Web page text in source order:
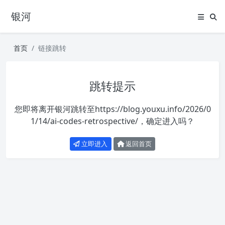
银河
首页 链接跳转
跳转提示
您即将离开银河跳转至https://blog.youxu.info/2026/0
1/14/ai-codes-retrospective/ ，确定进入吗？
立即进入 返回首页